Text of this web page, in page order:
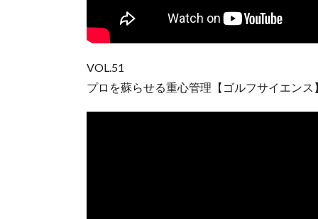
VOL.51
プロを蘇らせる重心管理【ゴルフサイエンス